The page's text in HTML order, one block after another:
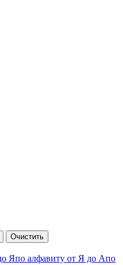
Япо алфавиту от Я до Апо